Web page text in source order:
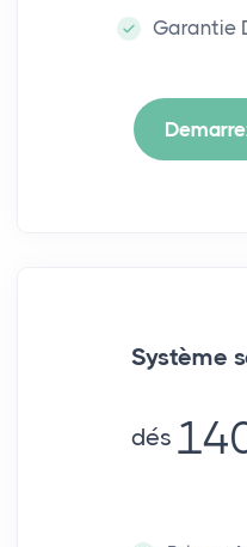
Garantie
Système
dés